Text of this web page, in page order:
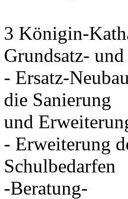
3 Königin-
Grundsatz-
- Ersatz-
die Sanierung
und
- Erweiterung
Schulbedarfen
-Beratung-